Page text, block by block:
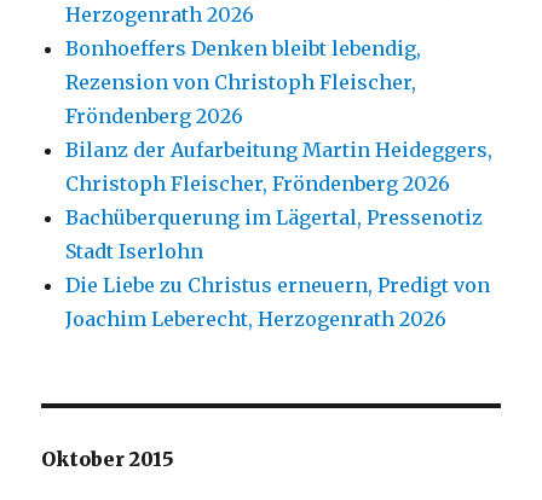
Herzogenrath 2026
Bonhoeffers Denken bleibt lebendig,
Rezension von Christoph Fleischer,
Fröndenberg 2026
Bilanz der Aufarbeitung Martin Heideggers,
Christoph Fleischer, Fröndenberg 2026
Bachüberquerung im Lägertal, Pressenotiz
Stadt Iserlohn
Die Liebe zu Christus erneuern, Predigt von
Joachim Leberecht, Herzogenrath 2026
Oktober 2015